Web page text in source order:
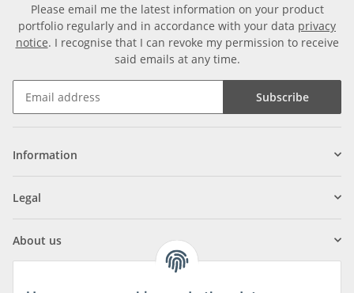
Please email me the latest information on your product
portfolio regularly and in accordance with your data privacy
notice. I recognise that I can revoke my permission to receive
said emails at any time.
Subscribe
Information
Legal
About us